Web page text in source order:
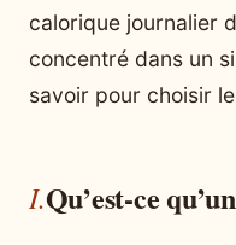
calorique journalier
concentré dans un
savoir pour choisir
Qu’est-ce